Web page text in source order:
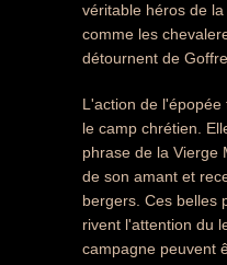
véritable héros de
comme les
détournent de
L'action de
le camp chrétien.
phrase de la Vierge
de son amant et
bergers. Ces belles
rivent l'attention du
campagne peuvent